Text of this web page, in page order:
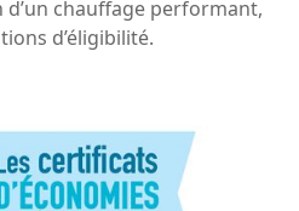
d’un chauffage performant,
d’éligibilité.